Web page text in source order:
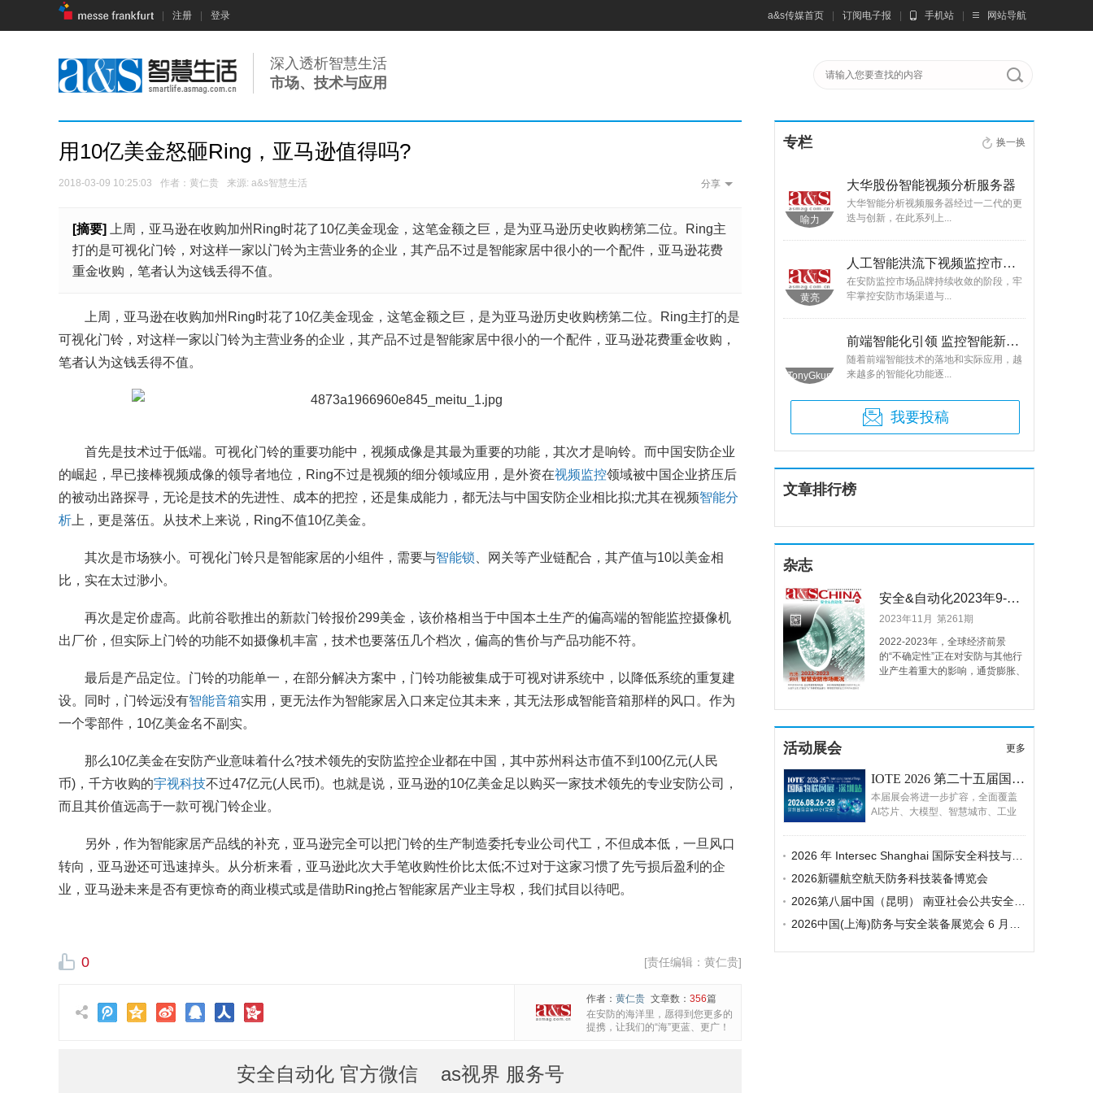
注册 登录 a&s传媒首页 订阅电子报 手机站 网站导航
深入透析智慧生活
市场、技术与应用
用10亿美金怒砸Ring，亚马逊值得吗?
2018-03-09 10:25:03 作者：黄仁贵 来源: a&s智慧生活 分享
[摘要]
上周，亚马逊在收购加州Ring时花了10亿美金现金，这笔金额之巨，是为亚马逊历史收购榜第二位。Ring主
打的是可视化门铃，对这样一家以门铃为主营业务的企业，其产品不过是智能家居中很小的一个配件，亚马逊花费
重金收购，笔者认为这钱丢得不值。
上周，亚马逊在收购加州Ring时花了10亿美金现金，这笔金额之巨，是为亚马逊历史收购榜第二位。Ring主打的是
可视化门铃，对这样一家以门铃为主营业务的企业，其产品不过是智能家居中很小的一个配件，亚马逊花费重金收购，
笔者认为这钱丢得不值。
首先是技术过于低端。可视化门铃的重要功能中，视频成像是其最为重要的功能，其次才是响铃。而中国安防企业
的崛起，早已接棒视频成像的领导者地位，Ring不过是视频的细分领域应用，是外资在视频监控领域被中国企业挤压后
的被动出路探寻，无论是技术的先进性、成本的把控，还是集成能力，都无法与中国安防企业相比拟;尤其在视频智能分
析 上，更是落伍。从技术上来说，Ring不值10亿美金。
其次是市场狭小。可视化门铃只是智能家居的小组件，需要与智能锁 、网关等产业链配合，其产值与10以美金相
比，实在太过渺小。
再次是定价虚高。此前谷歌推出的新款门铃报价299美金，该价格相当于中国本土生产的偏高端的智能监控摄像机
出厂价，但实际上门铃的功能不如摄像机丰富，技术也要落伍几个档次，偏高的售价与产品功能不符。
最后是产品定位。门铃的功能单一，在部分解决方案中，门铃功能被集成于可视对讲系统中，以降低系统的重复建
设。同时，门铃远没有智能音箱实用，更无法作为智能家居入口来定位其未来，其无法形成智能音箱那样的风口。作为
一个零部件，10亿美金名不副实。
那么10亿美金在安防产业意味着什么?技术领先的安防监控企业都在中国，其中苏州科达市值不到100亿元(人民
币)，千方收购的宇视科技不过47亿元(人民币)。也就是说，亚马逊的10亿美金足以购买一家技术领先的专业安防公司，
而且其价值远高于一款可视门铃企业。
另外，作为智能家居产品线的补充，亚马逊完全可以把门铃的生产制造委托专业公司代工，不但成本低，一旦风口
转向，亚马逊还可迅速掉头。从分析来看，亚马逊此次大手笔收购性价比太低;不过对于这家习惯了先亏损后盈利的企
业，亚马逊未来是否有更惊奇的商业模式或是借助Ring抢占智能家居产业主导权，我们拭目以待吧。
0 [责任编辑：黄仁贵]
作者： 黄仁贵 文章数： 356篇
在安防的海洋里，愿得到您更多的
提携，让我们的“海”更蓝、更广！
安全自动化 官方微信 as视界 服务号
专栏
智能家居的产品形态三部曲
系统集成资质审批几时休?
喻力
大华股份智能视频分析服务器
大华智能分析视频服务器经过一二代的更
迭与创新，在此系列上...
黄亮
人工智能洪流下视频监控市场的发展趋势
在安防监控市场品牌持续收敛的阶段，牢
牢掌控安防市场渠道与...
TonyGkun
前端智能化引领 监控智能新常态
随着前端智能技术的落地和实际应用，越
来越多的智能化功能逐...
换一换
我要投稿
文章排行榜
杂志
安全&自动化2023年9-10月 第261期
2023年11月 第261期
2022-2023年，全球经济前景
的“不确定性”正在对安防与其他行
业产生着重大的影响，通货膨胀、
行业的发展带来了极大的阻力。
2022年国内安防市场保持着增
观经济呈现复苏态势，市场需求有
所回暖，但由于国内政府财政收支
减少、部分项目进展缓慢、房地产
市场下滑、企业端市场投资信心减
活动展会 更多
IOTE 2026 第二十五届国际物联网展・深圳站
本届展会将进一步扩容，全面覆盖
AI芯片、大模型、智慧城市、工业
业物联网与电子纸等全产业链，继
续联动AGIC人工智能展与ISVE智慧
商显展，打造AIOT生态的全球舞
台。
2026新疆航空航天防务科技装备博览会